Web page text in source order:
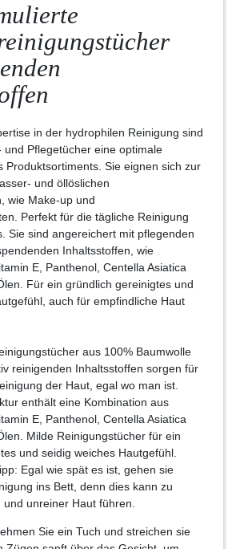
in der hydrophilen Reinigung sind
und Pflegetücher eine optimale
Produktsortiments. Sie eignen sich zur
und öllöslichen
wie Make-up und
Perfekt für die tägliche Reinigung
Sie sind angereichert mit pflegenden
Inhaltsstoffen, wie
E, Panthenol, Centella Asiatica
Für ein gründlich gereinigtes und
auch für empfindliche Haut
aus 100% Baumwolle
reinigenden Inhaltsstoffen sorgen für
der Haut, egal wo man ist.
enthält eine Kombination aus
E, Panthenol, Centella Asiatica
Milde Reinigungstücher für ein
und seidig weiches Hautgefühl.
Egal wie spät es ist, gehen sie
ins Bett, denn dies kann zu
unreiner Haut führen.
Sie ein Tuch und streichen sie